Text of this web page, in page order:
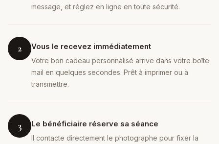
message, et réglez en ligne en toute sécurité.
2 Vous le recevez immédiatement
Votre bon cadeau personnalisé arrive dans votre boîte
mail en quelques secondes. Prêt à imprimer ou à
transmettre.
3 Le bénéficiaire réserve sa séance
Il contacte directement le photographe pour fixer la